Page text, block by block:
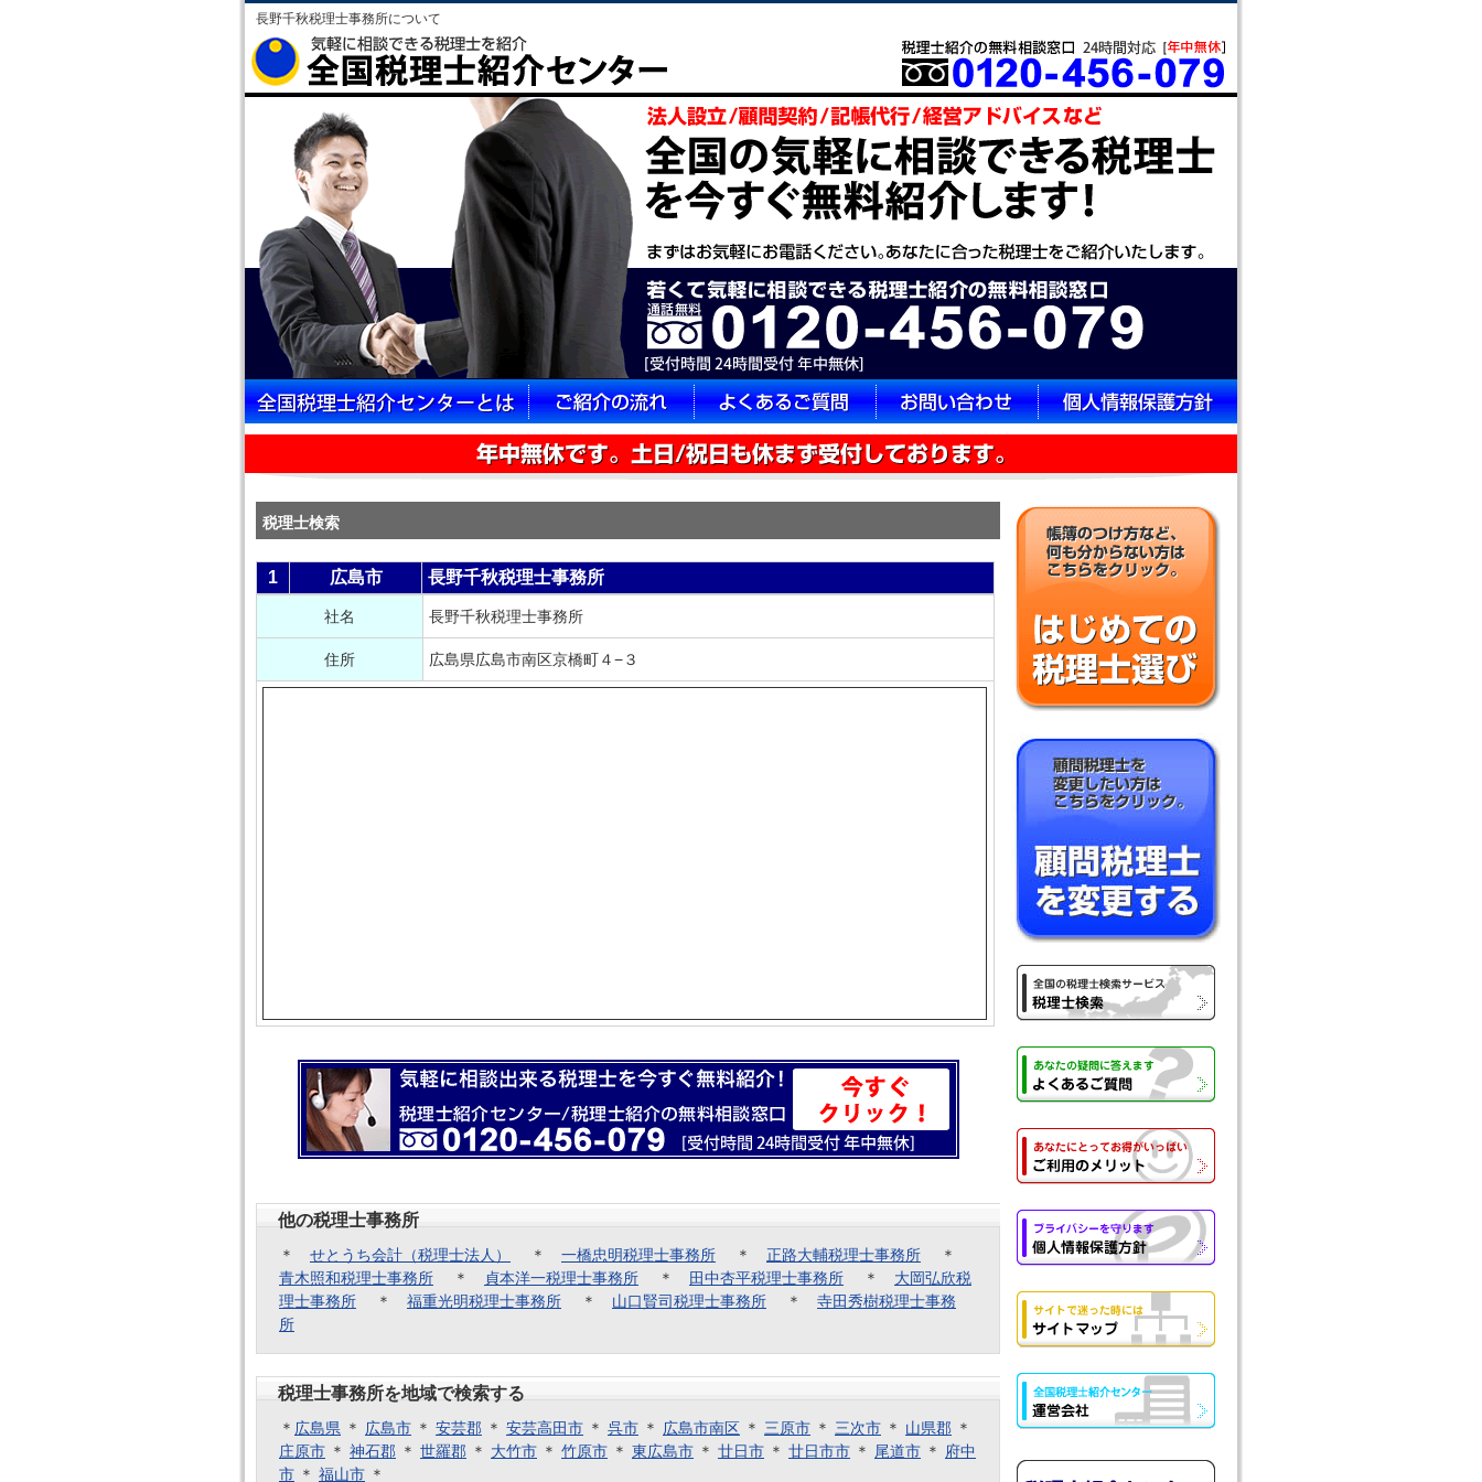
長野千秋税理士事務所について
税理士検索
1 広島市 長野千秋税理士事務所
社名 長野千秋税理士事務所
住所 広島県広島市南区京橋町４−３
他の税理士事務所
＊ せとうち会計（税理士法人） ＊ 一橋忠明税理士事務所 ＊ 正路大輔税理士事務所 ＊
青木照和税理士事務所 ＊ 貞本洋一税理士事務所 ＊ 田中杏平税理士事務所 ＊ 大岡弘欣税
理士事務所 ＊ 福重光明税理士事務所 ＊ 山口賢司税理士事務所 ＊ 寺田秀樹税理士事務
所
税理士事務所を地域で検索する
＊ 広島県 ＊ 広島市 ＊ 安芸郡 ＊ 安芸高田市 ＊ 呉市 ＊ 広島市南区 ＊ 三原市 ＊ 三次市 ＊ 山県郡 ＊
庄原市 ＊ 神石郡 ＊ 世羅郡 ＊ 大竹市 ＊ 竹原市 ＊ 東広島市 ＊ 廿日市 ＊ 廿日市市 ＊ 尾道市 ＊ 府中
市 ＊ 福山市 ＊